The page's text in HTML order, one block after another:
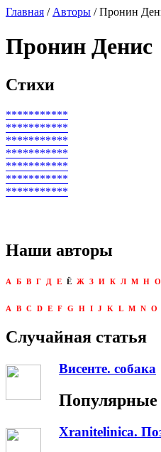
Главная / Авторы / Пронин
Пронин Денис
Стихи
***********
***********
***********
***********
***********
***********
***********
Наши авторы
А Б В Г Д Е Ё Ж З И К Л М Н О
A B C D E F G H I J K L M N O
Случайная статья
Висенте. собака
Популярные
Xranitelinica.